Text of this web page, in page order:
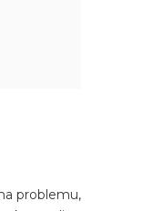
problemu,